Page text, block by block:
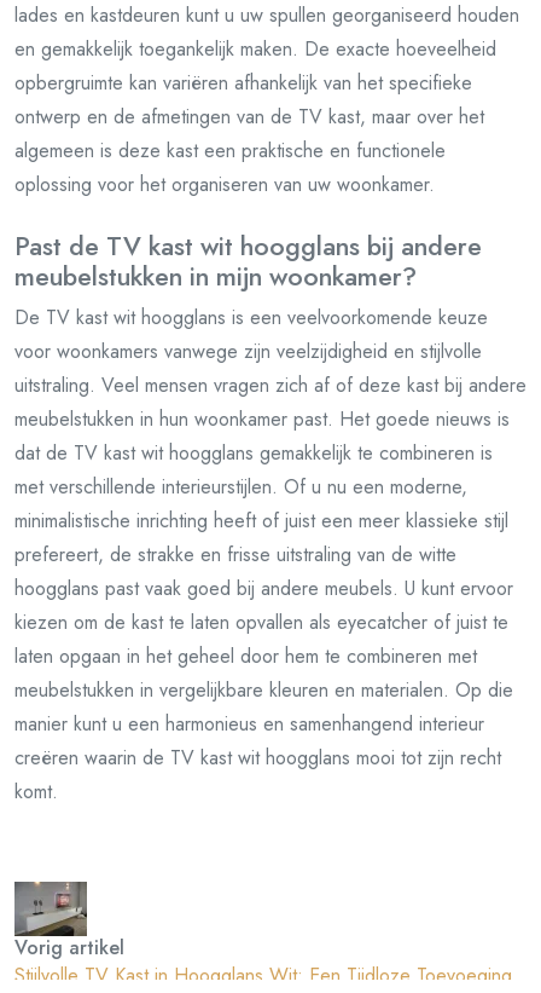
lades en kastdeuren kunt u uw spullen georganiseerd houden
en gemakkelijk toegankelijk maken. De exacte hoeveelheid
opbergruimte kan variëren afhankelijk van het specifieke
ontwerp en de afmetingen van de TV kast, maar over het
algemeen is deze kast een praktische en functionele
oplossing voor het organiseren van uw woonkamer.
Past de TV kast wit hoogglans bij andere
meubelstukken in mijn woonkamer?
De TV kast wit hoogglans is een veelvoorkomende keuze
voor woonkamers vanwege zijn veelzijdigheid en stijlvolle
uitstraling. Veel mensen vragen zich af of deze kast bij andere
meubelstukken in hun woonkamer past. Het goede nieuws is
dat de TV kast wit hoogglans gemakkelijk te combineren is
met verschillende interieurstijlen. Of u nu een moderne,
minimalistische inrichting heeft of juist een meer klassieke stijl
prefereert, de strakke en frisse uitstraling van de witte
hoogglans past vaak goed bij andere meubels. U kunt ervoor
kiezen om de kast te laten opvallen als eyecatcher of juist te
laten opgaan in het geheel door hem te combineren met
meubelstukken in vergelijkbare kleuren en materialen. Op die
manier kunt u een harmonieus en samenhangend interieur
creëren waarin de TV kast wit hoogglans mooi tot zijn recht
komt.
Vorig artikel
Stijlvolle TV Kast in Hoogglans Wit: Een Tijdloze Toevoeging